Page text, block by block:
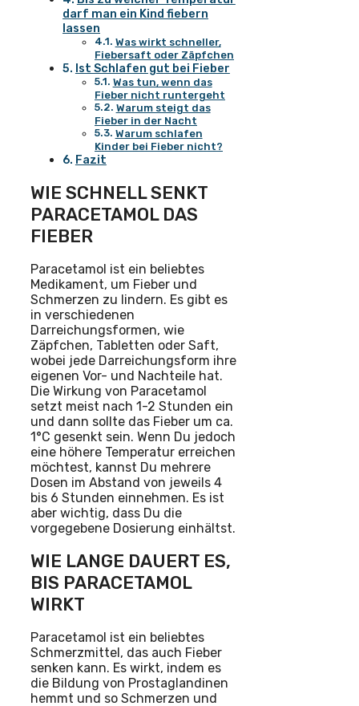
darf man ein Kind fiebern
lassen
Was wirkt schneller,
Fiebersaft oder Zäpfchen
Ist Schlafen gut bei Fieber
Was tun, wenn das
Fieber nicht runtergeht
Warum steigt das
Fieber in der Nacht
Warum schlafen
Kinder bei Fieber nicht?
Fazit
WIE SCHNELL SENKT
PARACETAMOL DAS
FIEBER
Paracetamol ist ein beliebtes
Medikament, um Fieber und
Schmerzen zu lindern. Es gibt es
in verschiedenen
Darreichungsformen, wie
Zäpfchen, Tabletten oder Saft,
wobei jede Darreichungsform ihre
eigenen Vor- und Nachteile hat.
Die Wirkung von Paracetamol
setzt meist nach 1-2 Stunden ein
und dann sollte das Fieber um ca.
1°C gesenkt sein. Wenn Du jedoch
eine höhere Temperatur erreichen
möchtest, kannst Du mehrere
Dosen im Abstand von jeweils 4
bis 6 Stunden einnehmen. Es ist
aber wichtig, dass Du die
vorgegebene Dosierung einhältst.
WIE LANGE DAUERT ES,
BIS PARACETAMOL
WIRKT
Paracetamol ist ein beliebtes
Schmerzmittel, das auch Fieber
senken kann. Es wirkt, indem es
die Bildung von Prostaglandinen
hemmt und so Schmerzen und